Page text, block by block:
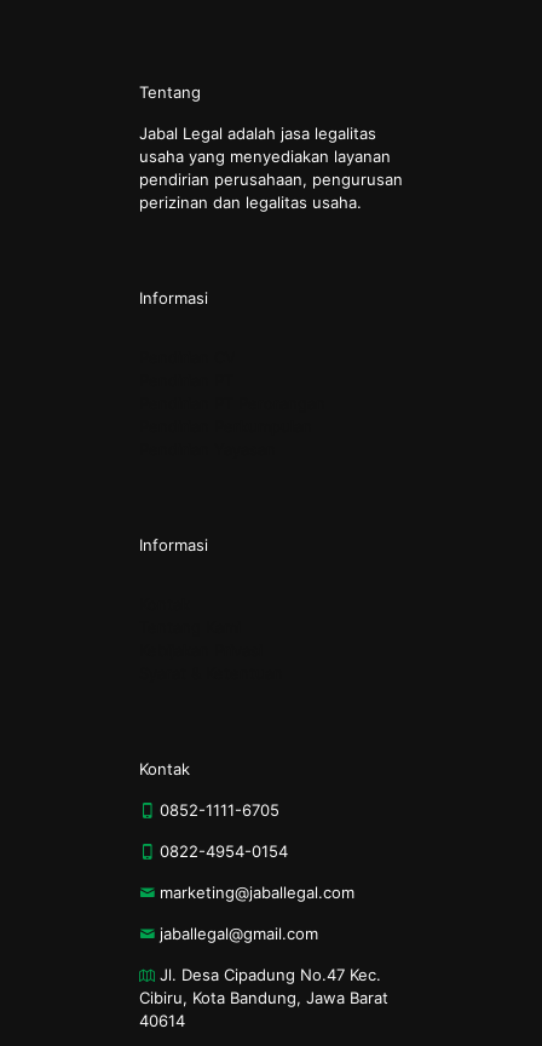
Tentang
Jabal Legal adalah jasa legalitas
usaha yang menyediakan layanan
pendirian perusahaan, pengurusan
perizinan dan legalitas usaha.
Informasi
Informasi
Kontak
0852-1111-6705
0822-4954-0154
marketing@jaballegal.com
jaballegal@gmail.com
Jl. Desa Cipadung No.47 Kec.
Cibiru, Kota Bandung, Jawa Barat
40614